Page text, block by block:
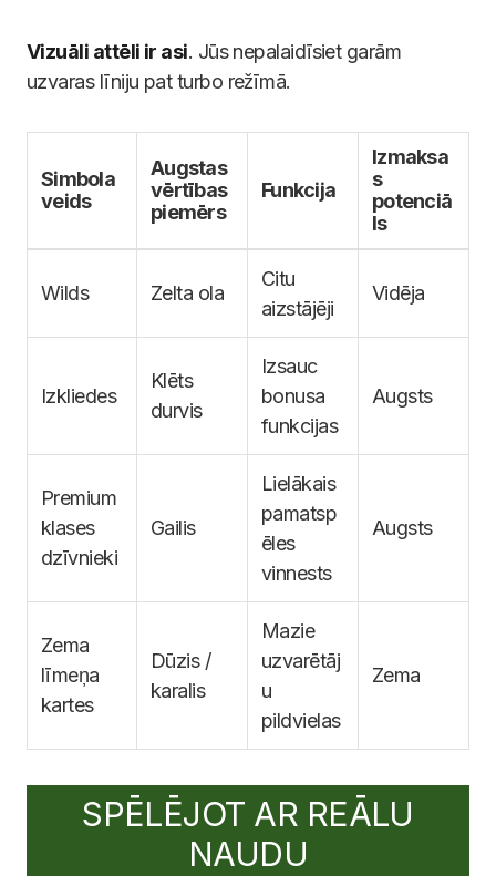
Vizuāli attēli ir asi. Jūs nepalaidīsiet garām
uzvaras līniju pat turbo režīmā.
Simbola
veids
Augstas
vērtības
piemērs
Funkcija
Izmaksa
s
potenciā
ls
Wilds Zelta ola
Citu
aizstājēji
Vidēja
Izkliedes
Klēts
durvis
Izsauc
bonusa
funkcijas
Augsts
Premium
klases
dzīvnieki
Gailis
Lielākais
pamatsp
ēles
vinnests
Augsts
Zema
līmeņa
kartes
Dūzis /
karalis
Mazie
uzvarētāj
u
pildvielas
Zema
SPĒLĒJOT AR REĀLU
NAUDU